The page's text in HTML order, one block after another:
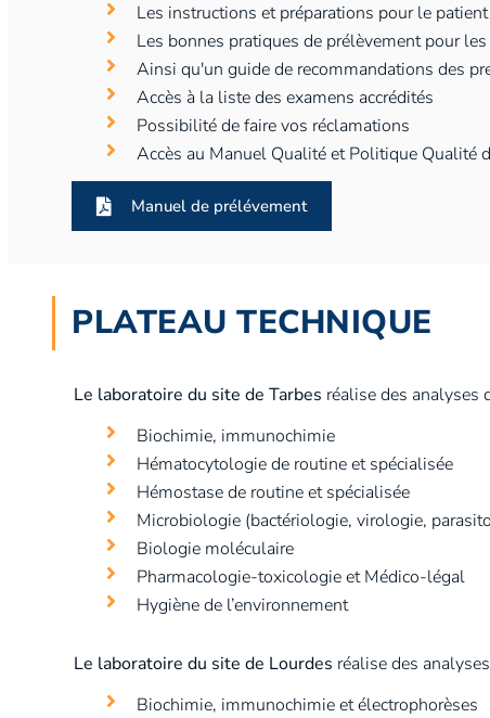
Les instructions et préparations pour le patient
Les bonnes pratiques de prélèvement pour
Ainsi qu'un guide de recommandations des
Accès à la liste des examens accrédités
Possibilité de faire vos réclamations
Accès au Manuel Qualité et Politique Qualité
Manuel de prélévement
PLATEAU TECHNIQUE
Le laboratoire du site de Tarbes réalise des analyses
Biochimie, immunochimie
Hématocytologie de routine et spécialisée
Hémostase de routine et spécialisée
Microbiologie (bactériologie, virologie,
Biologie moléculaire
Pharmacologie-toxicologie et Médico-légal
Hygiène de l’environnement
Le laboratoire du site de Lourdes réalise des
Biochimie, immunochimie et électrophorèses